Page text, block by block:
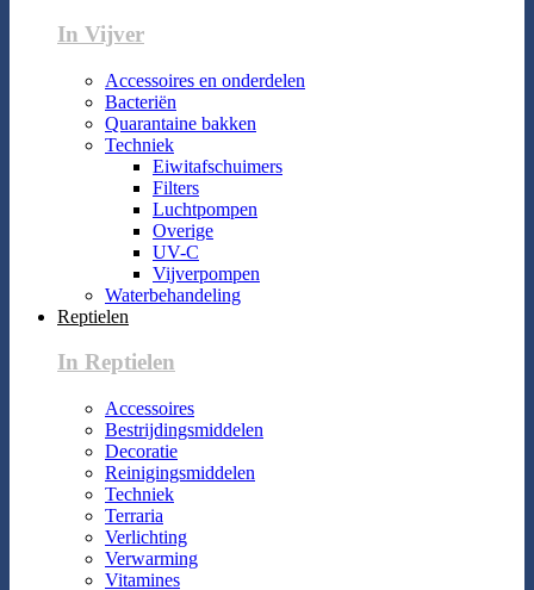
In Vijver
Accessoires en onderdelen
Bacteriën
Quarantaine bakken
Techniek
Eiwitafschuimers
Filters
Luchtpompen
Overige
UV-C
Vijverpompen
Waterbehandeling
Reptielen
In Reptielen
Accessoires
Bestrijdingsmiddelen
Decoratie
Reinigingsmiddelen
Techniek
Terraria
Verlichting
Verwarming
Vitamines